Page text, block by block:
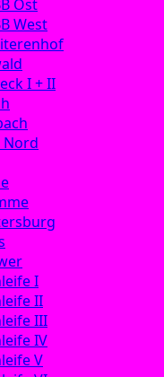
Ost
West
I + II
Nord
I
II
III
IV
V